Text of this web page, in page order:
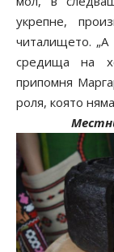
укрепне,
читалището. „А
средища на
припомня
роля, която